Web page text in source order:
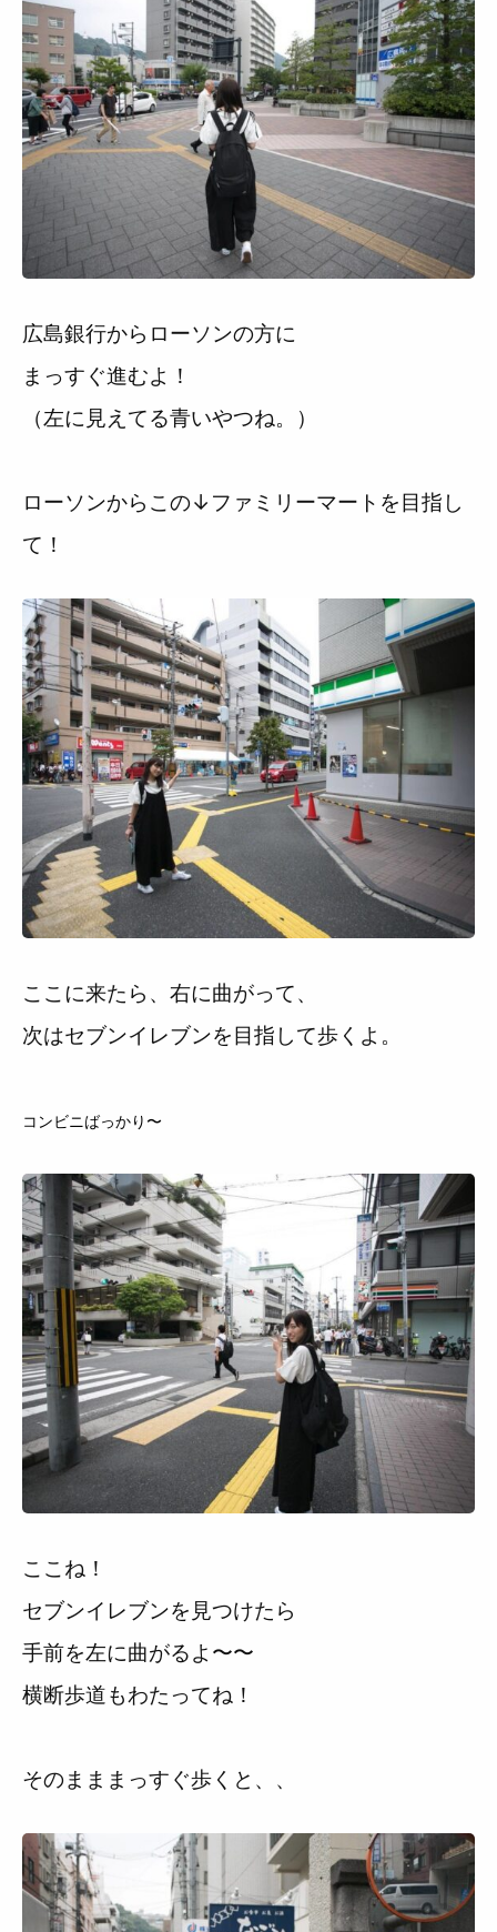
広島銀行からローソンの方に
まっすぐ進むよ！
（左に見えてる青いやつね。）
ローソンからこの↓ファミリーマートを目指し
て！
ここに来たら、右に曲がって、
次はセブンイレブンを目指して歩くよ。
コンビニばっかり〜
ここね！
セブンイレブンを見つけたら
手前を左に曲がるよ〜〜
横断歩道もわたってね！
そのまままっすぐ歩くと、、